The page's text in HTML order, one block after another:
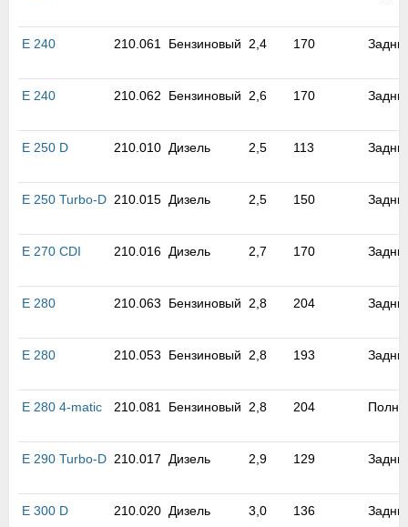
E 240 210.061 Бензиновый 2,4 170
E 240 210.062 Бензиновый 2,6 170
E 250 D 210.010 Дизель 2,5 113
E 250 Turbo-D 210.015 Дизель 2,5 150
E 270 CDI 210.016 Дизель 2,7 170
E 280 210.063 Бензиновый 2,8 204
E 280 210.053 Бензиновый 2,8 193
E 280 4-matic 210.081 Бензиновый 2,8 204
E 290 Turbo-D 210.017 Дизель 2,9 129
E 300 D 210.020 Дизель 3,0 136